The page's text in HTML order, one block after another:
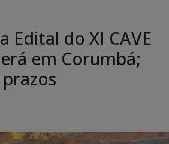
Edital do XI CAVE
em Corumbá;